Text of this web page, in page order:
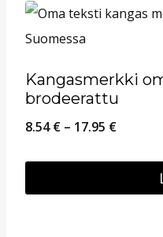
Kangasmerkki
brodeerattu
8.54€ – 17.95 €